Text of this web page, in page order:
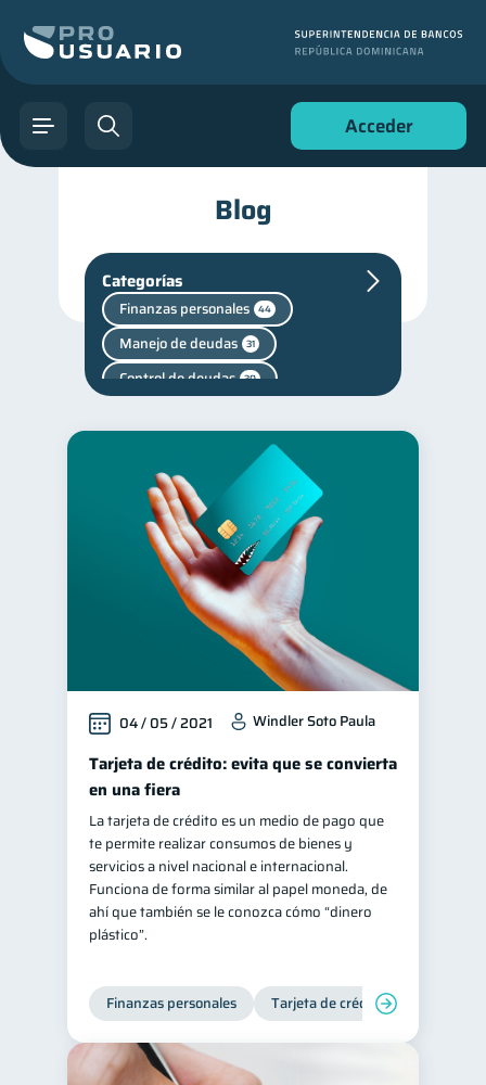
Acceder
Blog
Categorías
Finanzas personales 44
Manejo de deudas 31
Control de deudas 30
11
Deudas 10 Vacaciones 2
Cuenta Abandonada
Cuenta Inactiva
Educación financiera 31
Finanzas para jóvenes 30
Finanzas familiares 25
Inclusión financiera 22
Bienestar financiero 22
Finanzas para mujeres 20
Salud financiera
Organización Financiera 10
Entidad financiera 8
Préstamos Ahorro 8
Consejos
Historial crediticio
Ciberseguridad
Servicios 4
04 / 05 / 2021 Windler Soto Paula
Tarjeta de crédito: evita que se convierta
en una fiera
La tarjeta de crédito es un medio de pago que
te permite realizar consumos de bienes y
servicios a nivel nacional e internacional.
Funciona de forma similar al papel moneda, de
ahí que también se le conozca cómo “dinero
plástico”.
Finanzas personales Tarjeta de crédito